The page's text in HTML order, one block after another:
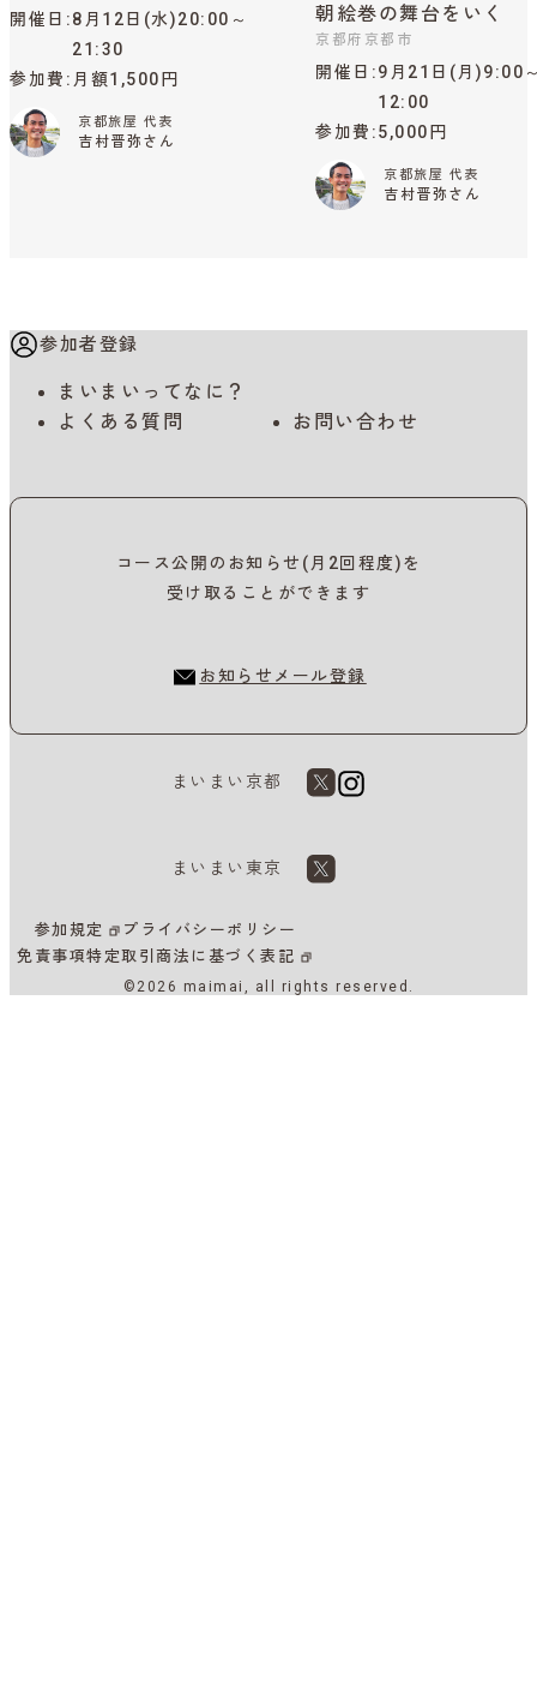
開催日
8月12日(水)20:00～
21:30
参加費
月額1,500円
京都旅屋 代表
吉村晋弥さん
朝絵巻の舞台をいく
京都府京都市
開催日
9月21日(月)9:00
12:00
参加費 5,000円
京都旅屋 代表
吉村晋弥さん
参加者登録
まいまいってなに？
よくある質問
お問い合わせ
コース公開のお知らせ(月2回程度)を
受け取ることができます
お知らせメール登録
まいまい京都
まいまい東京
参加規定
プライバシーポリシー
免責事項特定取引商法に基づく表記
©2026 maimai, all rights reserved.